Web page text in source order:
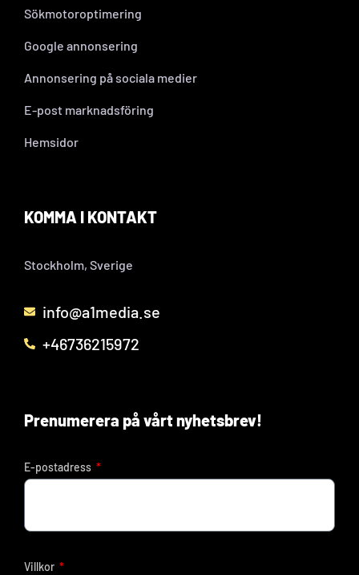
Sökmotoroptimering
Google annonsering
Annonsering på sociala medier
E-post marknadsföring
Hemsidor
KOMMA I KONTAKT
Stockholm, Sverige
info@a1media.se
+46736215972
Prenumerera på vårt nyhetsbrev!
E-postadress
Villkor